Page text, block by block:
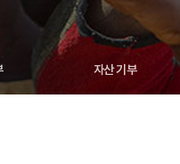
자산 기부